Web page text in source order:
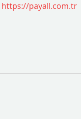
https://payall.com.tr